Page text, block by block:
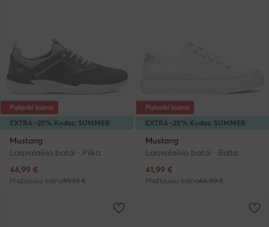
EXTRA -25% Kodas: SUMMER
Palanki kaina
Mustang
Laisvalaikio batai · Pilka
Dabartinė kaina
44,99 €
Mažiausia kaina51,99 €
EXTRA -25% Kodas: SUMMER
Palanki kaina
Mustang
Laisvalaikio batai · Balta
Dabartinė kaina
41,99 €
Mažiausia kaina46,99 €